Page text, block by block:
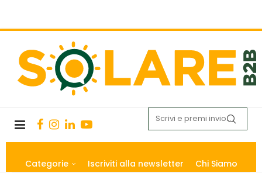
Categorie Iscriviti alla newsletter Chi Siamo